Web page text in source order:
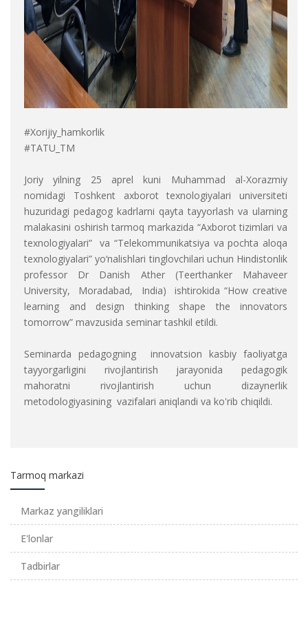
#Xorijiy_hamkorlik
#TATU_TM
Joriy yilning 25 aprel kuni Muhammad al-Xorazmiy
nomidagi Toshkent axborot texnologiyalari universiteti
huzuridagi pedagog kadrlarni qayta tayyorlash va ularning
malakasini oshirish tarmoq markazida “Axborot tizimlari va
texnologiyalari” va “Telekommunikatsiya va pochta aloqa
texnologiyalari” yo‘nalishlari tinglovchilari uchun Hindistonlik
professor Dr Danish Ather (Teerthanker Mahaveer
University, Moradabad, India) ishtirokida “How creative
learning and design thinking shape the innovators
tomorrow” mavzusida seminar tashkil etildi.
Seminarda pedagogning innovatsion kasbiy faoliyatga
tayyorgarligini rivojlantirish jarayonida pedagogik
mahoratni rivojlantirish uchun dizaynerlik
metodologiyasining vazifalari aniqlandi va ko'rib chiqildi.
Tarmoq markazi
Markaz yangiliklari
E'lonlar
Tadbirlar